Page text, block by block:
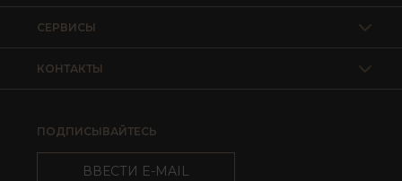
КОНТАКТЫ
СЕРВИСЫ
ПОДПИСЫВАЙТЕСЬ
ВВЕСТИ E-MAIL